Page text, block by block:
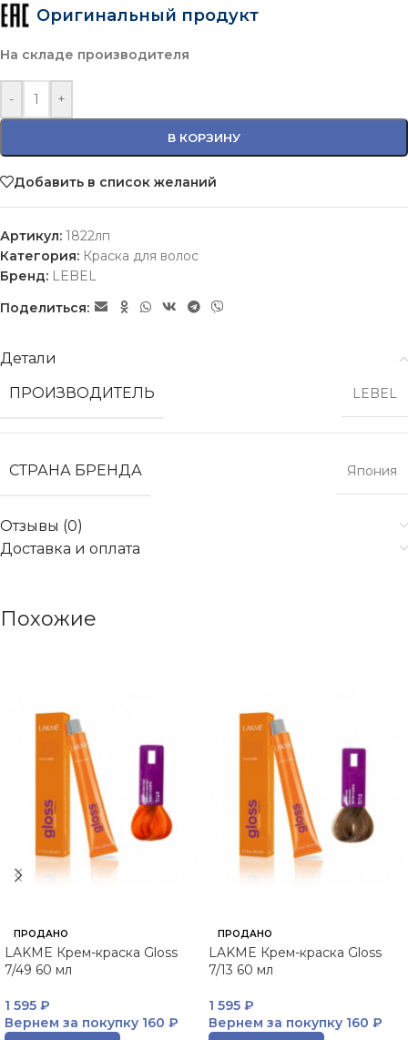
Оригинальный продукт
На складе производителя
- +
В КОРЗИНУ
Добавить в список желаний
Артикул: 1822лп
Категория: Краска для волос
Бренд: LEBEL
Поделиться:
Детали
ПРОИЗВОДИТЕЛЬ
LEBEL
СТРАНА БРЕНДА Япония
Отзывы (0)
Доставка и оплата
Похожие
ПРОДАНО
LAKME Крем-краска Gloss
7/49 60 мл
1 595 ₽
Вернем за покупку 160 ₽
ПРОДАНО
LAKME Крем-краска Gloss
7/13 60 мл
1 595 ₽
Вернем за покупку 160 ₽